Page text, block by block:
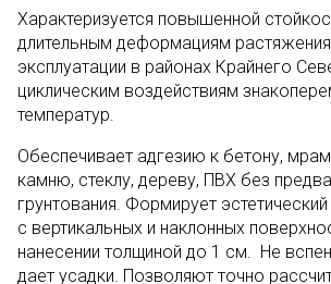
Характеризуется повышенной
длительным деформациям
эксплуатации в районах Крайнего
циклическим воздействиям
температур.
Обеспечивает адгезию к бетону,
камню, стеклу, дереву, ПВХ без
грунтования. Формирует
с вертикальных и наклонных
нанесении толщиной до 1 см. Не
дает усадки. Позволяют точно